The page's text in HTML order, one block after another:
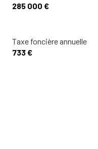
285 000 €
Taxe foncière annuelle
733 €